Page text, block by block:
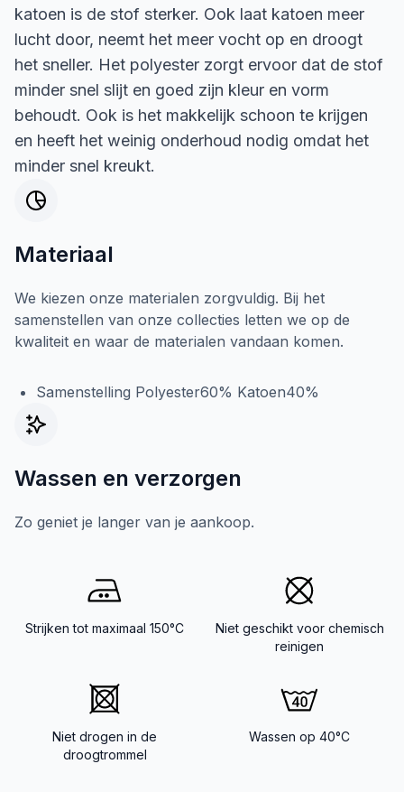
katoen is de stof sterker. Ook laat katoen meer
lucht door, neemt het meer vocht op en droogt
het sneller. Het polyester zorgt ervoor dat de stof
minder snel slijt en goed zijn kleur en vorm
behoudt. Ook is het makkelijk schoon te krijgen
en heeft het weinig onderhoud nodig omdat het
minder snel kreukt.
Materiaal
We kiezen onze materialen zorgvuldig. Bij het
samenstellen van onze collecties letten we op de
kwaliteit en waar de materialen vandaan komen.
Samenstelling Polyester60% Katoen40%
Wassen en verzorgen
Zo geniet je langer van je aankoop.
Strijken tot maximaal 150°C
Niet geschikt voor chemisch
reinigen
Niet drogen in de
droogtrommel
Wassen op 40°C